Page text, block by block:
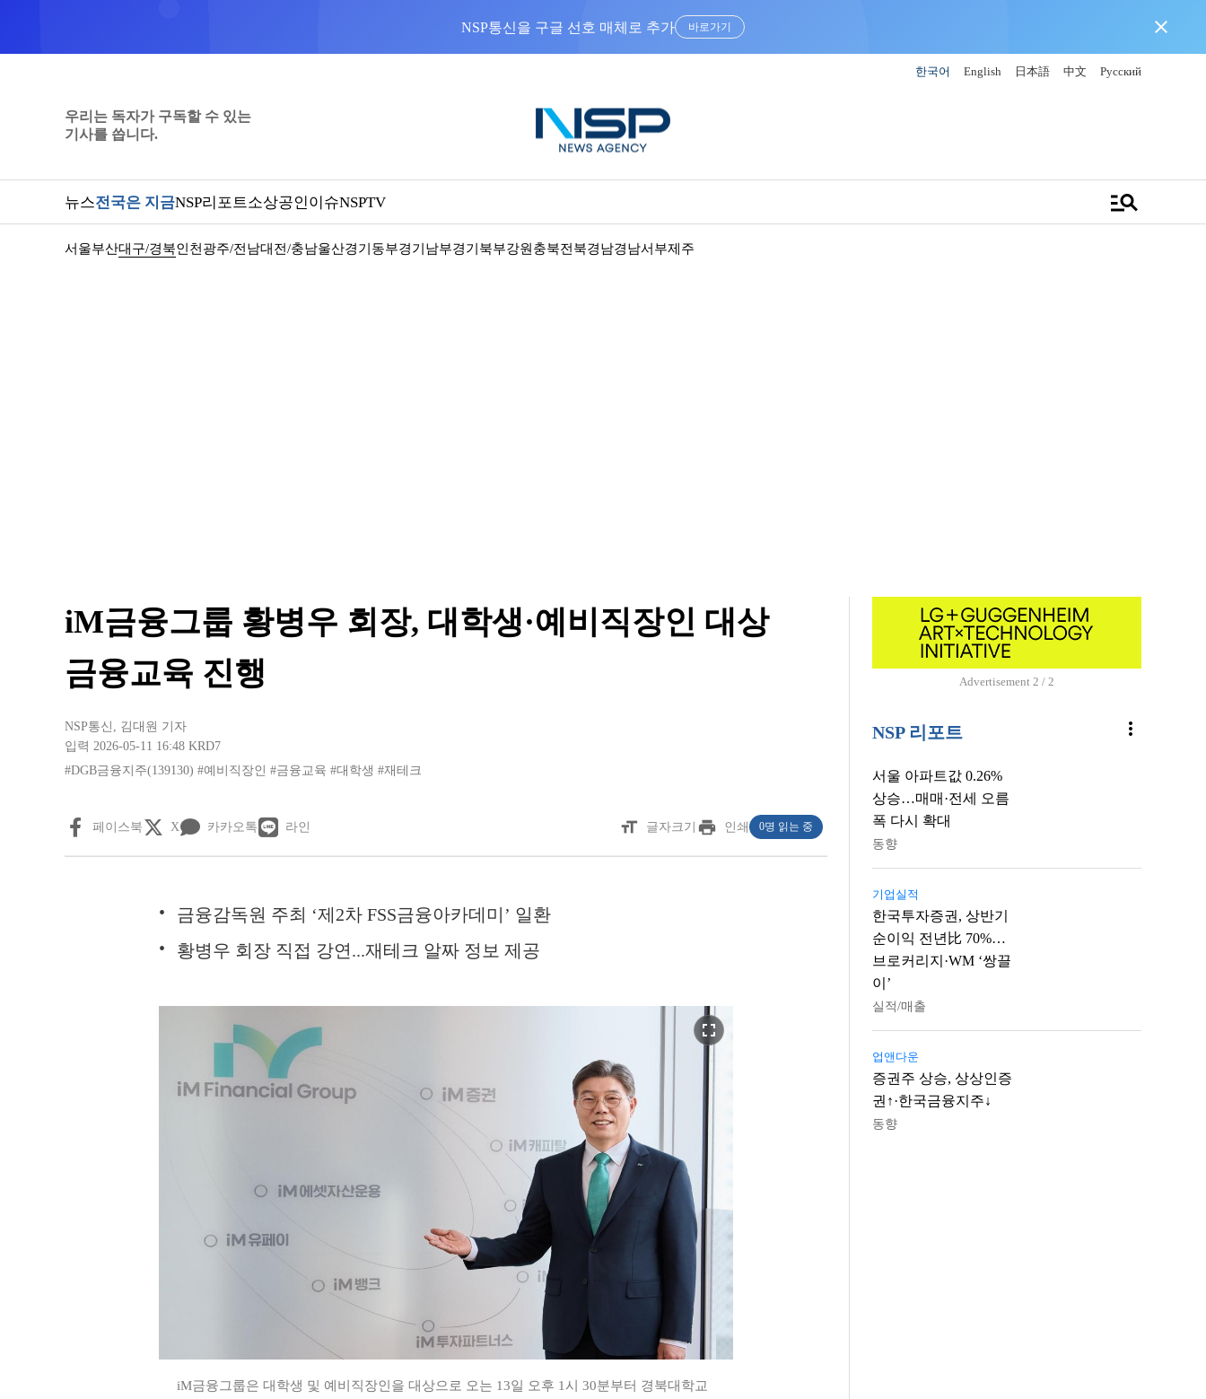
NSP통신을 구글 선호 매체로 추가 바로가기 close
한국어 English 日本語 中文 Русский
우리는 독자가 구독할 수 있는
기사를 씁니다.
뉴스전국은 지금NSP리포트소상공인이슈NSPTV manage_search
서울부산대구/경북인천 광주/전남대전/충남울산경기동부경기남부경기북부강원 충북전북경남경남서부제주
iM금융그룹 황병우 회장, 대학생·예비직장인 대상
금융교육 진행
NSP통신 , 김대원 기자
입력 2026-05-11 16:48 KRD7
#DGB금융지주(139130) #예비직장인 #금융교육 #대학생 #재테크
페이스북 X 카카오톡 라인 format_size 글자크기 print 인쇄 0명 읽는 중
금융감독원 주최 ‘제2차 FSS금융아카데미’ 일환
황병우 회장 직접 강연...재테크 알짜 정보 제공
fullscreen
iM금융그룹은 대학생 및 예비직장인을 대상으로 오는 13일 오후 1시 30분부터 경북대학교
Advertisement 1 / 2
NSP 리포트 more_vert
서울 아파트값 0.26%
상승…매매·전세 오름
폭 다시 확대
동향
기업실적
한국투자증권, 상반기
순이익 전년比 70%…
브로커리지·WM ‘쌍끌
이’
실적/매출
업앤다운
증권주 상승, 상상인증
권↑·한국금융지주↓
동향